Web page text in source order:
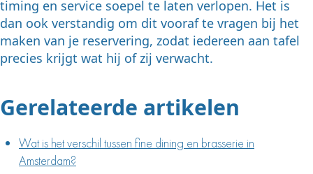
timing en service soepel te laten verlopen. Het is
dan ook verstandig om dit vooraf te vragen bij het
maken van je reservering, zodat iedereen aan tafel
precies krijgt wat hij of zij verwacht.
Gerelateerde artikelen
Wat is het verschil tussen fine dining en brasserie in
Amsterdam?